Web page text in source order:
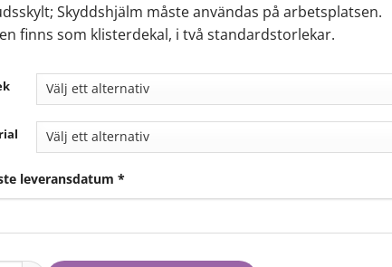
Skyddshjälm måste användas på arbetsplatsen.
finns som klisterdekal, i två standardstorlekar.
leveransdatum *